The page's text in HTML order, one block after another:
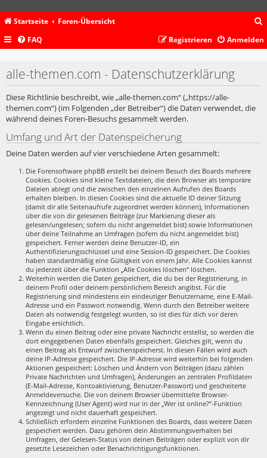
Startseite Foren-Übersicht
c
FAQ Anmelden
Registrieren
alle-themen.com - Datenschutzerklärung
Diese Richtlinie beschreibt, wie „alle-themen.com“ („https://alle-
themen.com“) (im Folgenden „der Betreiber“) die Daten verwendet, die
während deines Foren-Besuchs gesammelt werden.
Umfang und Art der Datenspeicherung
Deine Daten werden auf vier verschiedene Arten gesammelt:
Die Forensoftware phpBB erstellt bei deinem Besuch des Boards mehrere
Cookies. Cookies sind kleine Textdateien, die dein Browser als temporäre
Dateien ablegt und die zwischen den einzelnen Aufrufen des Boards
erhalten bleiben. In diesen Cookies sind die aktuelle ID deiner Sitzung
(damit dir alle Seitenaufrufe zugeordnet werden können), Informationen
über die von dir gelesenen Beiträge (zur Markierung dieser als
gelesen/ungelesen; sofern du nicht angemeldet bist) sowie Informationen
über deine Teilnahme an Umfragen (sofern du nicht angemeldet bist)
gespeichert. Ferner werden deine Benutzer-ID, ein
Authentifizierungsschlüssel und eine Session-ID gespeichert. Die Cookies
haben standardmäßig eine Gültigkeit von einem Jahr. Alle Cookies kannst
du jederzeit über die Funktion „Alle Cookies löschen“ löschen.
Weiterhin werden die Daten gespeichert, die du bei der Registrierung, in
deinem Profil oder deinem persönlichem Bereich angibst. Für die
Registrierung sind mindestens ein eindeutiger Benutzername, eine E-Mail-
Adresse und ein Passwort notwendig. Wenn durch den Betreiber weitere
Daten als notwendig festgelegt wurden, so ist dies für dich vor deren
Eingabe ersichtlich.
Wenn du einen Beitrag oder eine private Nachricht erstellst, so werden die
dort eingegebenen Daten ebenfalls gespeichert. Gleiches gilt, wenn du
einen Beitrag als Entwurf zwischenspeicherst. In diesen Fällen wird auch
deine IP-Adresse gespeichert. Die IP-Adresse wird weiterhin bei folgenden
Aktionen gespeichert: Löschen und Ändern von Beiträgen (dazu zählen
Private Nachrichten und Umfragen), Änderungen an zentralen Profildaten
(E-Mail-Adresse, Kontoaktivierung, Benutzer-Passwort) und gescheiterte
Anmeldeversuche. Die von deinem Browser übermittelte Browser-
Kennzeichnung (User Agent) wird nur in der „Wer ist online?“-Funktion
angezeigt und nicht dauerhaft gespeichert.
Schließlich erfordern einzelne Funktionen des Boards, dass weitere Daten
gespeichert werden. Dazu gehören dein Abstimmungsverhalten bei
Umfragen, der Gelesen-Status von deinen Beiträgen oder explizit von dir
gesetzte Lesezeichen oder Benachrichtigungsfunktionen.